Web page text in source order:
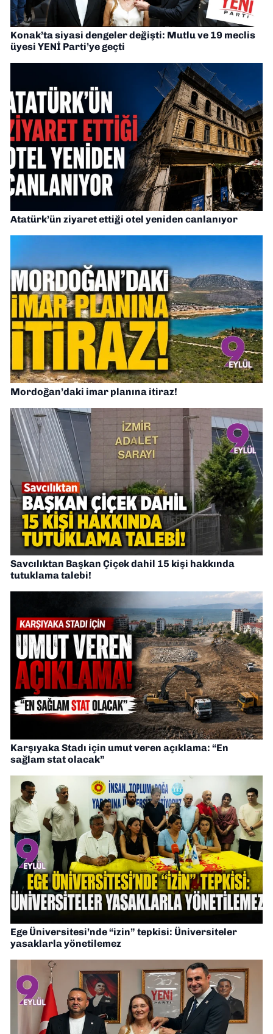
Konak’ta siyasi dengeler değişti: Mutlu ve 19 meclis
üyesi YENİ Parti’ye geçti
Atatürk’ün ziyaret ettiği otel yeniden canlanıyor
Mordoğan’daki imar planına itiraz!
Savcılıktan Başkan Çiçek dahil 15 kişi hakkında
tutuklama talebi!
Karşıyaka Stadı için umut veren açıklama: “En
sağlam stat olacak”
Ege Üniversitesi’nde “izin” tepkisi: Üniversiteler
yasaklarla yönetilemez